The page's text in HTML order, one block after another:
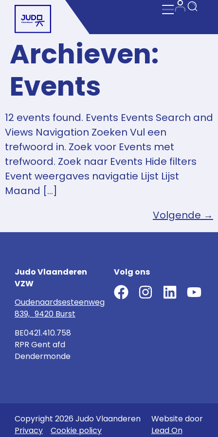
Archieven:
Events
12 events found. Events Events Search and
Views Navigation Zoeken Vul een
trefwoord in. Zoek voor Events met
trefwoord. Zoek naar Events Hide filters
Event weergaves navigatie Lijst Lijst
Maand […]
Volgende →
Judo Vlaanderen
VZW
Oudenaardsesteenweg
839, 9420 Burst
BE0421.410.758
RPR Gent afd
Dendermonde
Volg ons
Copyright 2026 Judo Vlaanderen
Privacy
Cookie policy
Website door
Lead On